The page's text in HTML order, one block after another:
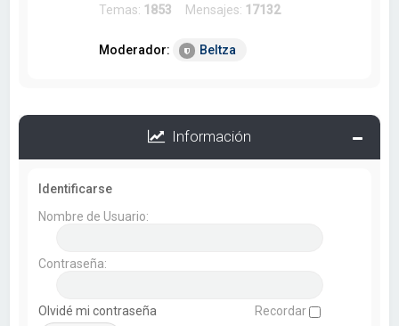
Temas: 1853 Mensajes: 17132
Moderador: Beltza
Información
Identificarse
Nombre de Usuario:
Contraseña:
Olvidé mi contraseña Recordar